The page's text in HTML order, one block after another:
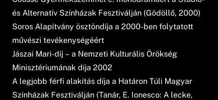
és Alternatív Színházak Fesztiválján (Gödöllő, 2000)
Soros Alapítvány ösztöndíja a 2000-ben folytatott
művészi tevékenységéért
Jászai Mari-díj – a Nemzeti Kulturális Örökség
Minisztériumának díja 2002
A legjobb férfi alakítás díja a Határon Túli Magyar
Színházak Fesztiválján (Tanár, E. Ionesco: A lecke,